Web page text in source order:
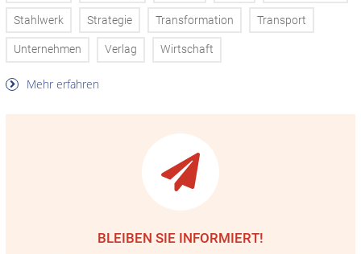
Stahlwerk Strategie Transformation Transport
Unternehmen Verlag Wirtschaft
Mehr erfahren
BLEIBEN SIE INFORMIERT!